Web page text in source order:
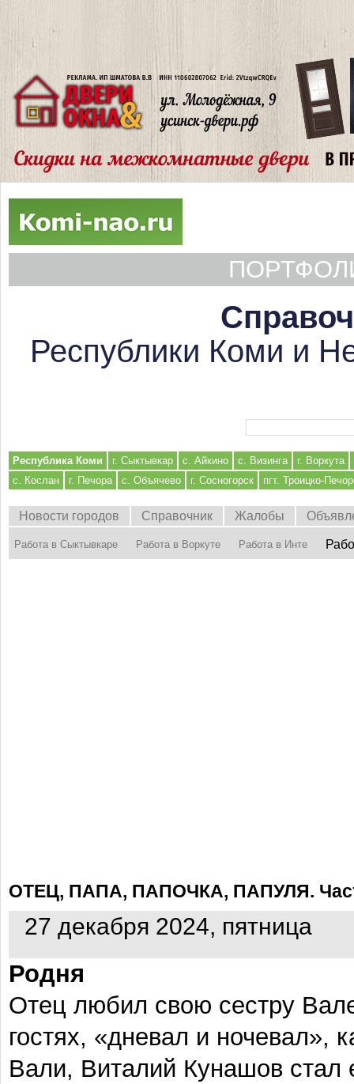
Республики Коми и
Республика Коми г. Сыктывкар с. Айкино с. Визинга
г. Воркута
с. Кослан
г. Печора с. Объячево г. Сосногорск пгт. Троицко-
Новости городов Справочник Жалобы
Работа в Сыктывкаре Работа в Воркуте Работа в Инте
ОТЕЦ, ПАПА, ПАПОЧКА, ПАПУЛЯ.
27 декабря 2024, пятница
Родня
Отец любил свою сестру
гостях, «дневал и ночевал»,
Вали, Виталий Кунашов стал